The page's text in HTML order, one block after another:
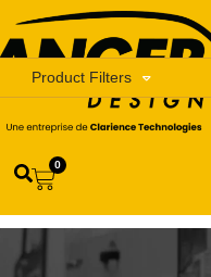
0
Product Filters